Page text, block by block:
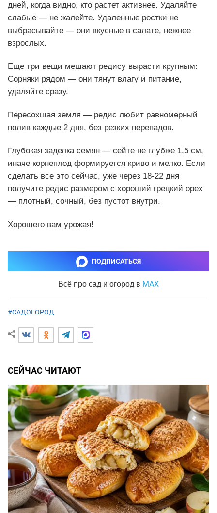
дней, когда видно, кто растет активнее. Удаляйте
слабые — не жалейте. Удаленные ростки не
выбрасывайте — они вкусные в салате, нежнее
взрослых.
Еще три вещи мешают редису вырасти крупным:
Сорняки рядом — они тянут влагу и питание,
удаляйте сразу.
Пересохшая земля — редис любит равномерный
полив каждые 2 дня, без резких перепадов.
Глубокая заделка семян — сейте не глубже 1,5 см,
иначе корнеплод формируется криво и мелко. Если
сделать все это сейчас, уже через 18-22 дня
получите редис размером с хороший грецкий орех
— плотный, сочный, без пустот внутри.
Хорошего вам урожая!
ПОДПИСАТЬСЯ
Всё про сад и огород в MAX
#САДОГОРОД
СЕЙЧАС ЧИТАЮТ